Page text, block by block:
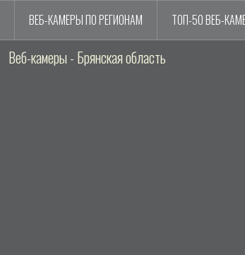
ВЕБ-КАМЕРЫ ПО РЕГИОНАМ ТОП-50 ВЕБ-
Веб-камеры - Брянская область